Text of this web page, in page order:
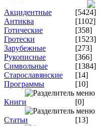
Акцидентные
[5424]
Антиква
[1102]
Готические
[358]
Гротески
[1523]
Зарубежные
[273]
Рукописные
[366]
Символьные
[1384]
Старославянские
[14]
Программы
[10]
Книги [0]
Статьи [13]